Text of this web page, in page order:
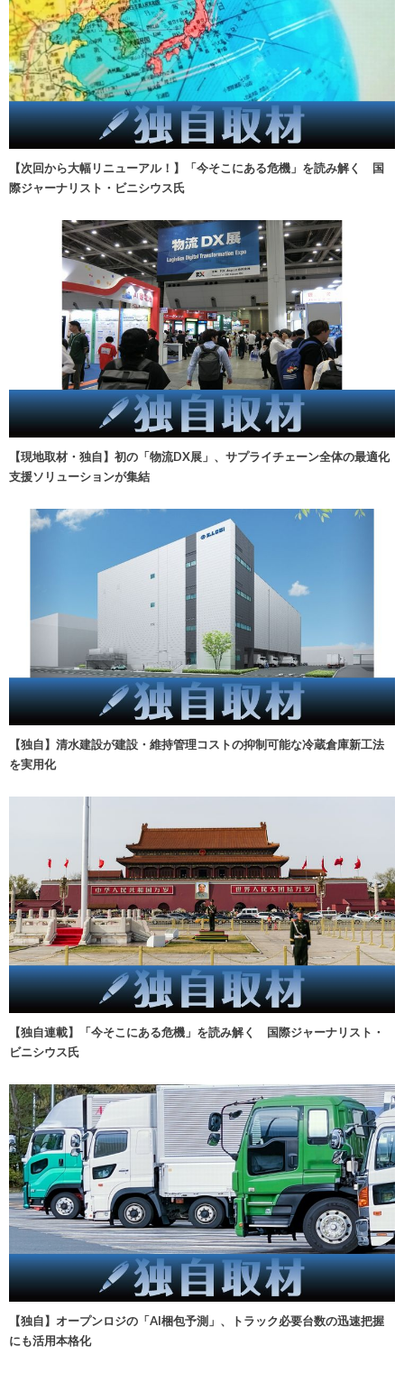
【次回から大幅リニューアル！】「今そこにある危機」を読み解く 国
際ジャーナリスト・ビニシウス氏
【現地取材・独自】初の「物流DX展」、サプライチェーン全体の最適化
支援ソリューションが集結
【独自】清水建設が建設・維持管理コストの抑制可能な冷蔵倉庫新工法
を実用化
【独自連載】「今そこにある危機」を読み解く 国際ジャーナリスト・
ビニシウス氏
【独自】オープンロジの「AI梱包予測」、トラック必要台数の迅速把握
にも活用本格化